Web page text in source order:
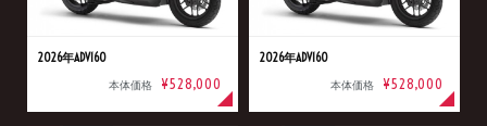
2026年ADV160
本体価格 ¥528,000
2026年ADV160
本体価格 ¥528,000